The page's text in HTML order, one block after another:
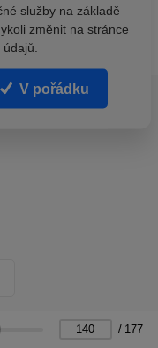
/ 177
služby na základě
změnit na stránce
V pořádku